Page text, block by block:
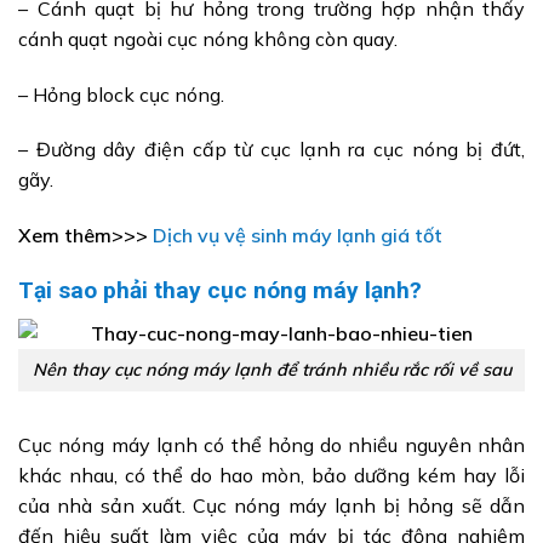
– Cánh quạt bị hư hỏng trong trường hợp nhận thấy
cánh quạt ngoài cục nóng không còn quay.
– Hỏng block cục nóng.
– Đường dây điện cấp từ cục lạnh ra cục nóng bị đứt,
gãy.
Xem thêm>>> Dịch vụ vệ sinh máy lạnh giá tốt
Tại sao phải thay cục nóng máy lạnh?
Nên thay cục nóng máy lạnh để tránh nhiều rắc rối về sau
Cục nóng máy lạnh có thể hỏng do nhiều nguyên nhân
khác nhau, có thể do hao mòn, bảo dưỡng kém hay lỗi
của nhà sản xuất. Cục nóng máy lạnh bị hỏng sẽ dẫn
đến hiệu suất làm việc của máy bị tác động nghiêm